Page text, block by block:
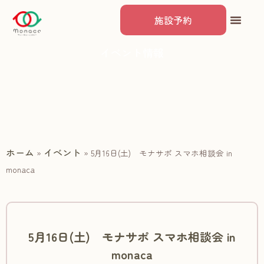
施設予約
ホーム » イベント » 5月16日(土) モナサポ スマホ相談会 in
monaca
5月16日(土) モナサポ スマホ相談会 in
monaca